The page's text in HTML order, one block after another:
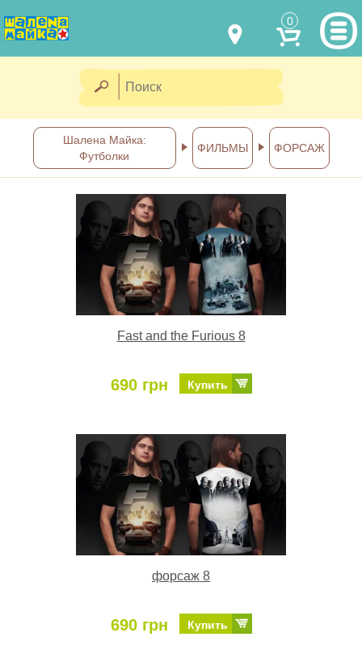
0
(067) 011 0404
shalena@mayka.dp.ua
г.Днепр, ул. Ярослава Мудрого, 68
Посмотреть на карте
Отправка по Украине каждый
день
НАШИ РАБОТЫ
КАК КУПИТЬ
КАК НАС НАЙТИ
ПОЛНАЯ ВЕРСИЯ САЙТА
Шалена Майка:
Футболки
ФИЛЬМЫ ФОРСАЖ
Fast and the Furious 8
690 грн Купить
форсаж 8
690 грн Купить